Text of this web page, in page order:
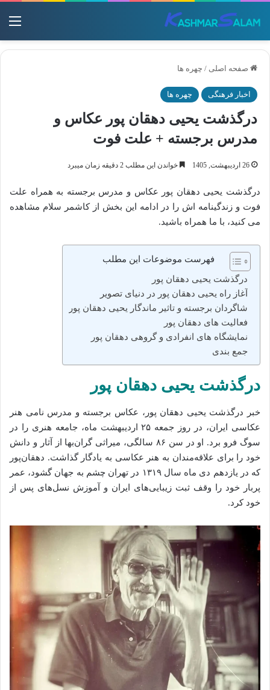
صفحه اصلی / چهره ها
اخبار فرهنگی چهره ها
درگذشت یحیی دهقان‌ پور عکاس و
مدرس برجسته + علت فوت
26 اردیبهشت, 1405 خواندن این مطلب 2 دقیقه زمان میبرد
درگذشت یحیی دهقان‌ پور عکاس و مدرس برجسته به همراه علت
فوت و زندگینامه اش را در ادامه این بخش از کاشمر سلام مشاهده
می کنید، با ما همراه باشید.
فهرست موضوعات این مطلب
درگذشت یحیی دهقان‌ پور
آغاز راه یحیی دهقان‌ پور در دنیای تصویر
شاگردان برجسته و تاثیر ماندگار یحیی دهقان‌ پور
فعالیت‌ های دهقان‌ پور
نمایشگاه‌ های انفرادی و گروهی دهقان‌ پور
جمع بندی
درگذشت یحیی دهقان‌ پور
خبر درگذشت یحیی دهقان‌ پور، عکاس برجسته و مدرس نامی هنر
عکاسی ایران، در روز جمعه ۲۵ اردیبهشت ماه، جامعه هنری را در
سوگ فرو برد. او در سن ۸۶ سالگی، میراثی گران‌بها از آثار و دانش
خود را برای علاقه‌مندان به هنر عکاسی به یادگار گذاشت. دهقان‌پور
که در یازدهم دی ماه سال ۱۳۱۹ در تهران چشم به جهان گشود، عمر
پربار خود را وقف ثبت زیبایی‌های ایران و آموزش نسل‌های پس از
خود کرد.